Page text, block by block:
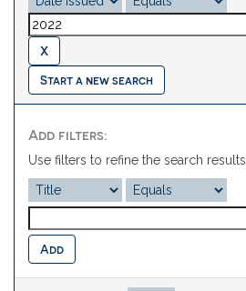
Start a new search
Add filters:
Use filters to refine the search results.